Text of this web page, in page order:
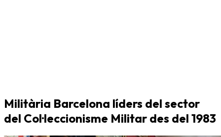
Militària Barcelona líders del sector
del Col·leccionisme Militar des del 1983